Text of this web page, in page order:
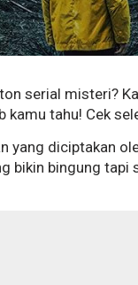
serial misteri?
tahu! Cek
yang diciptakan
bikin bingung